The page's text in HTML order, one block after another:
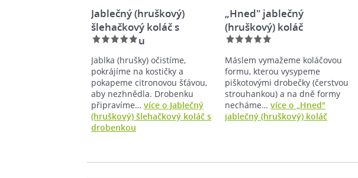
Jablečný (hruškový)
šlehačkový koláč s
drobenkou
Jablka (hrušky) očistíme,
pokrájíme na kostičky a
pokapeme citronovou šťávou,
aby nezhnědla. Drobenku
připravíme… více o Jablečný
(hruškový) šlehačkový koláč s
drobenkou
„Hned" jablečný
(hruškový) koláč
Máslem vymažeme koláčovou
formu, kterou vysypeme
piškotovými drobečky (čerstvou
strouhankou) a na dně formy
necháme…více o „Hned"
jablečný (hruškový) koláč